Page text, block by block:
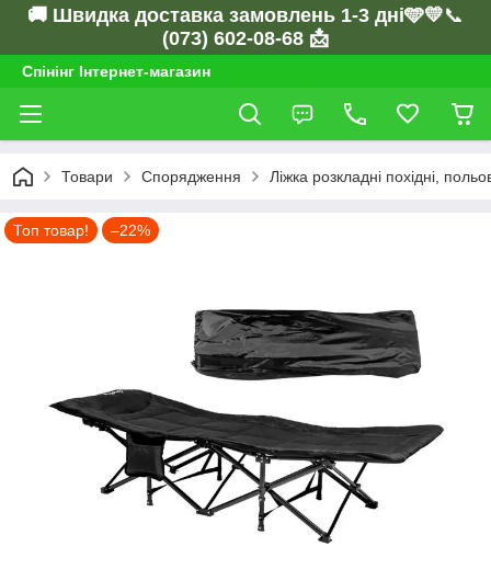
🚚 Швидка доставка замовлень 1-3 дні🩵💛📞
(073) 602-08-68 📩
Спінінг Інтернет-магазин
Товари Спорядження Ліжка розкладні похідні,
Топ товар! –22%